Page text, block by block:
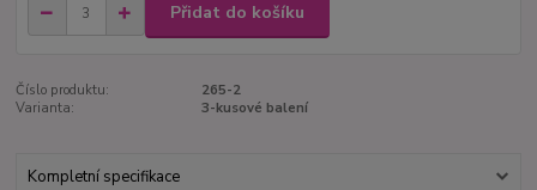
Přidat do košíku
Číslo produktu:
265-2
Varianta:
3-kusové balení
Kompletní specifikace